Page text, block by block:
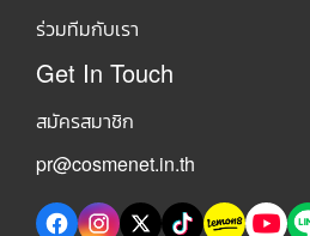
ร่วมทีมกับเรา
Get In Touch
สมัครสมาชิก
pr@cosmenet.in.th